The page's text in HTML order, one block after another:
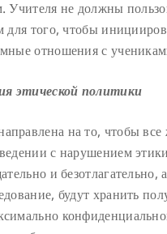
Учителя не должны
для того, чтобы
отношения с
этической политики
на то, чтобы все
с нарушением этики
и безотлагательно,
будут хранить